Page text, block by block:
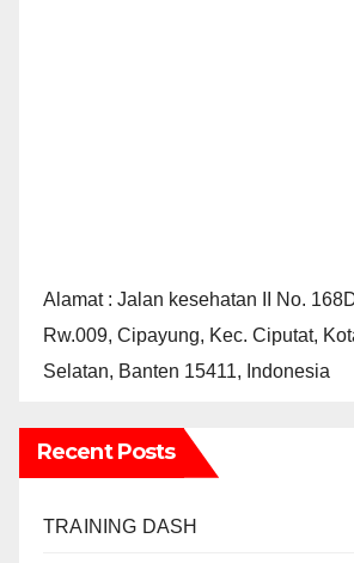
Alamat : Jalan kesehatan II No.
Rw.009, Cipayung, Kec. Ciputat,
Selatan, Banten 15411, Indonesia
Recent Posts
TRAINING DASH